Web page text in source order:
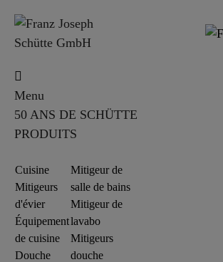
Menu
50 ANS DE SCHÜTTE
PRODUITS
Cuisine
Mitigeurs
d'évier
Équipement
de cuisine
Douche
Mitigeur de
salle de bains
Mitigeur de
lavabo
Mitigeurs
douche